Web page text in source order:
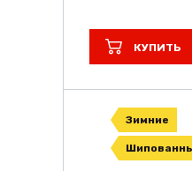
КУПИТЬ
Зимние